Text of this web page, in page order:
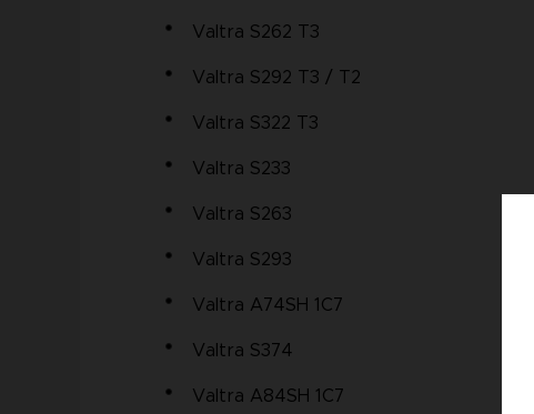
Valtra S262 T3
Valtra S292 T3 / T2
Valtra S322 T3
Valtra S233
Valtra S263
Valtra S293
Valtra A74SH 1C7
Valtra S374
Valtra A84SH 1C7